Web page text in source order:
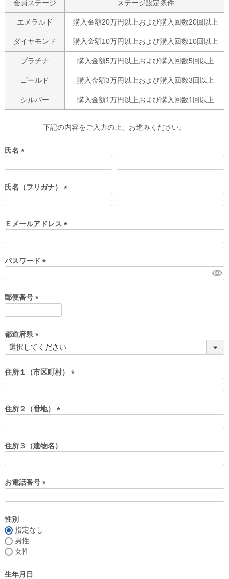
会員ステージ ステージ設定条件
エメラルド 購入金額20万円以上および購入回数20回以上
ダイヤモンド 購入金額10万円以上および購入回数10回以上
プラチナ 購入金額5万円以上および購入回数5回以上
ゴールド 購入金額3万円以上および購入回数3回以上
シルバー 購入金額1万円以上および購入回数1回以上
下記の内容をご入力の上、お進みください。
氏名
須
)
氏名（フリガナ）
須
)
Ｅメールアドレス
)
パスワード
)
郵便番号
須
)
都道府県
(
須
)
住所１（市区町村）
)
住所２（番地）
須
)
住所３（建物名）
お電話番号
性別
指定なし
男性
女性
生年月日